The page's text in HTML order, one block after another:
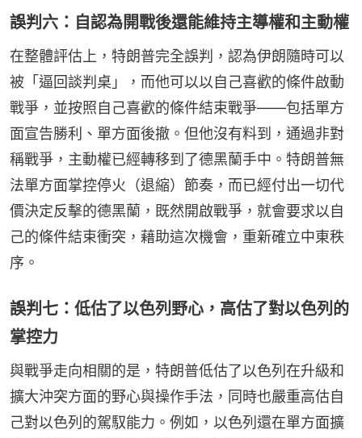
誤判六：自認為開戰後還能維持主導權和主動權
在整體評估上，特朗普完全誤判，認為伊朗隨時可以
被「逼回談判桌」，而他可以以自己喜歡的條件啟動
戰爭，並按照自己喜歡的條件結束戰爭——包括單方
面宣告勝利、單方面後撤。但他沒有料到，通過非對
稱戰爭，主動權已經轉移到了德黑蘭手中。特朗普無
法單方面掌控停火（退縮）節奏，而已經付出一切代
價決定反擊的德黑蘭，既然開啟戰爭，就會要求以自
己的條件結束衝突，藉助這次機會，重新確立中東秩
序。
誤判七：低估了以色列野心，高估了對以色列的
掌控力
與戰爭走向相關的是，特朗普低估了以色列在升級和
擴大沖突方面的野心與操作手法，同時也嚴重高估自
己對以色列的駕馭能力。例如，以色列還在單方面擴